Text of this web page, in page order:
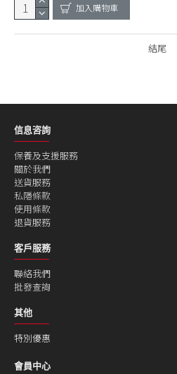
加入購物車
結尾
信息咨詢
保養及支援服務
關於我們
送貨服務
私隱條款
使用條款
退貨服務
客戶服務
聯絡我們
批發查詢
其他
特別優惠
會員中心